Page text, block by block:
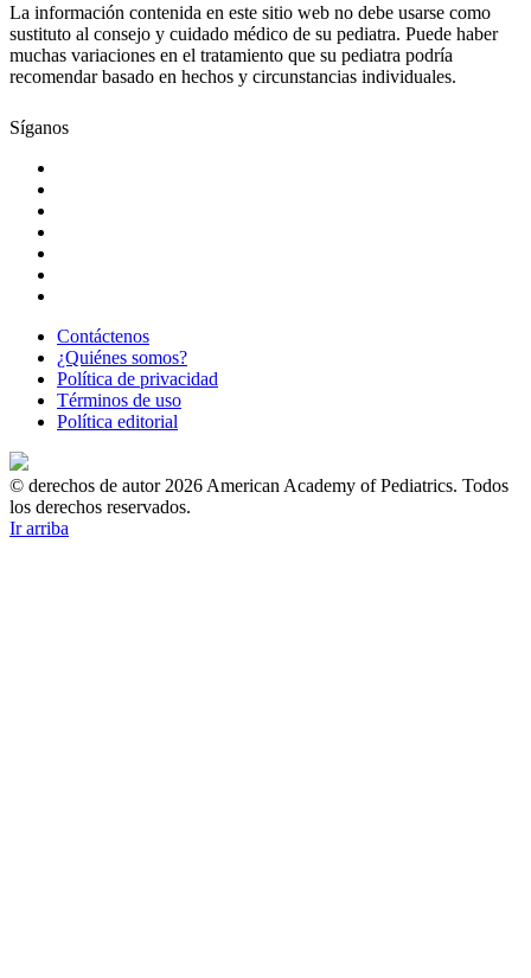
La información contenida en este sitio web no debe usarse como
sustituto al consejo y cuidado médico de su pediatra. Puede haber
muchas variaciones en el tratamiento que su pediatra podría
recomendar basado en hechos y circunstancias individuales.
Síganos
Contáctenos
¿Quiénes somos?
Política de privacidad
Términos de uso
Política editorial
© derechos de autor 2026 American Academy of Pediatrics. Todos
los derechos reservados.
Ir arriba